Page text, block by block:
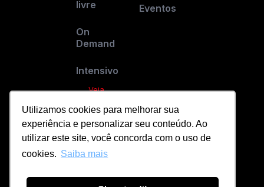
Utilizamos cookies para melhorar sua
experiência e personalizar seu conteúdo. Ao
utilizar este site, você concorda com o uso de
cookies. Saiba mais
livre
On
Demand
Intensivo
Veja
cursos
Eventos